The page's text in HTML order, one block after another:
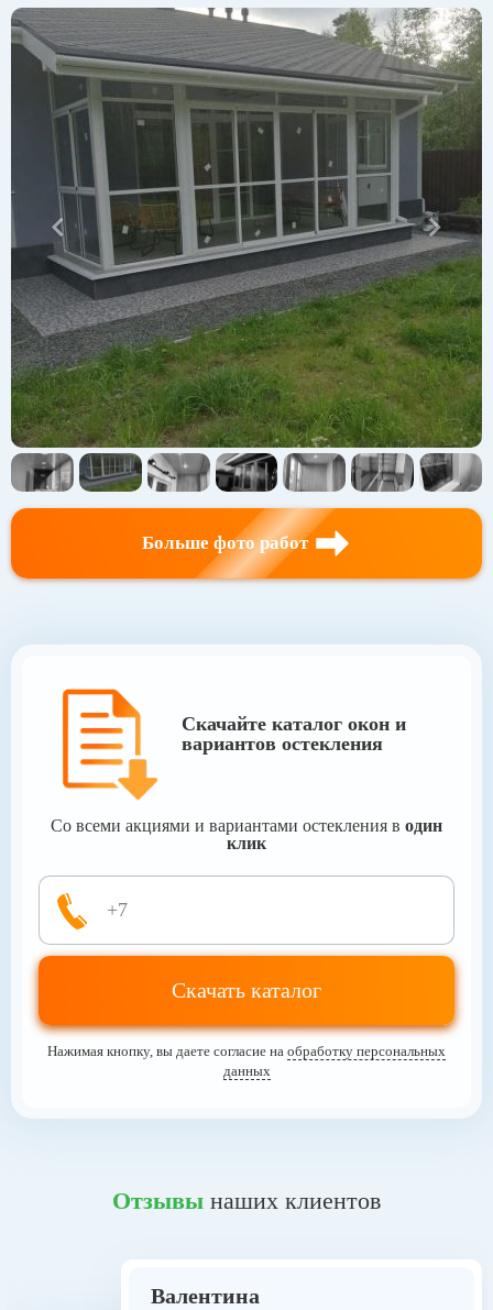
Больше фото работ
Скачайте каталог окон и
вариантов остекления
Со всеми акциями и вариантами остекления в один
клик
Скачать каталог
Нажимая кнопку, вы даете согласие на обработку персональных
данных
Отзывы наших клиентов
Валентина